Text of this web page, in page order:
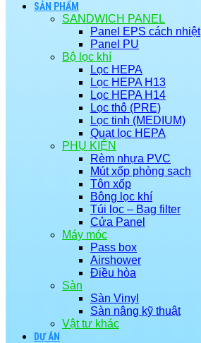
SẢN PHẨM
SANDWICH PANEL
Panel EPS cách nhiệt
Panel PU
Bộ lọc khí
Lọc HEPA
Lọc HEPA H13
Lọc HEPA H14
Lọc thô (PRE)
Lọc tinh (MEDIUM)
Quạt lọc HEPA
PHỤ KIỆN
Rèm nhựa PVC
Mút xốp phòng sạch
Tôn xốp
Bông lọc khí
Túi lọc – Bag filter
Cửa Panel
Máy móc
Pass box
Airshower
Điều hòa
Sàn
Sàn Vinyl
Sàn nâng kỹ thuật
Vật tư khác
DỰ ÁN